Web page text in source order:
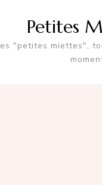
Petites
"petites miettes",